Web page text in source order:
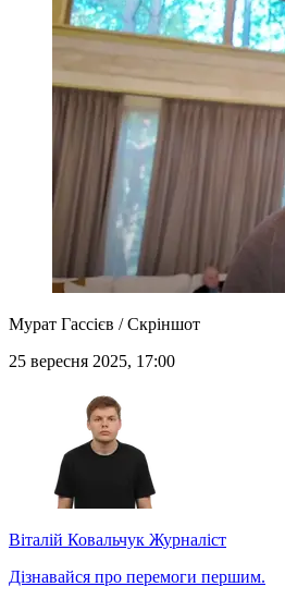
Мурат Гассієв / Скріншот
25 вересня 2025, 17:00
Віталій Ковальчук Журналіст
Дізнавайся про перемоги першим.